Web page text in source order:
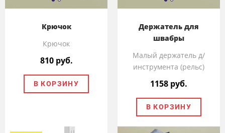
Крючок
Крючок
810 руб.
В КОРЗИНУ
Держатель для
швабры
Малый держатель д/
инструмента (рельс)
1158 руб.
В КОРЗИНУ